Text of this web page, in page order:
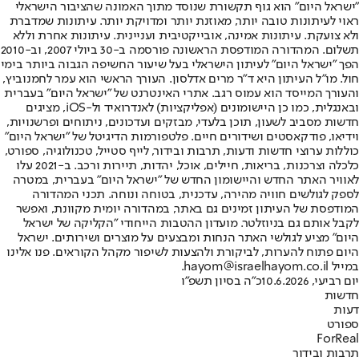
"ישראל היום" הוא גוף תקשורת שנוסד מתוך האמונה שהציבור הישראלי
ראוי לעיתונות טובה יותר, מאוזנת יותר ומדויקת יותר. עיתונות שמדברת
ולא צועקת. עיתונות אמינה, אובייקטיבית ועניינית. עיתונות אחרת וללא
תשלום. המהדורה המודפסת הראשונה פורסמה ב-30 ביולי 2007, וב-2010
הפך "ישראל היום" לעיתון הישראלי בעל שיעור החשיפה הגבוה ביותר בימי
חול. מו"ל העיתון היא ד"ר מרים אדלסון. העורך הראשי הוא עמר לחמנוביץ,
והעורך המייסד הוא עמוס רגב. אתרי האינטרנט של "ישראל היום" בעברית
ובאנגלית, כמו כן היישומונים (אפליקציות) לאנדרואיד ול-iOS, מציגים
חדשות מסביב לשעון, תוכן בלעדי, מבזקים ועדכונים, ניתוחים ופרשנויות,
וידיאו, פודקאסטים ושידורים חיים. פלטפורמות הדיגיטל של "ישראל היום"
כוללות ערוצי חדשות ודעות, תרבות ובידור, לייף סטייל, טכנולוגיה, ספורט,
כלכלה וצרכנות, בריאות, חיילים, אוכל, יהדות, תיירות ורכב. ב-2021 עלו
לאוויר האתר החדש והיישומון החדש של "ישראל היום" בעברית, במטרה
לספק לגולשים חוויה מהירה, עדכנית, בטוחה ונוחה. תכני המהדורה
המודפסת של העיתון זמינים גם באתר, במהדורה יומית מקוונת, ואפשר
לקבל אותם גם בניוזלטר. מועדון ההטבות הייחודי "הקליקה של ישראל
היום" מציע לגולשי האתר הנחות ומבצעים על מוצרים ושירותים. ישראל
היום פתוח להערות, לביקורת ולהצעות לשיפור מקהל הקוראים. פנו אלינו
במייל hayom@israelhayom.co.il.
יום רביעי, 10.6.2026
כ"ה בסיון תשפ"ו
חדשות
דעות
ספורט
ForReal
תרבות ובידור